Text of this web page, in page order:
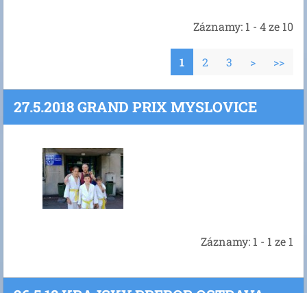
Záznamy: 1 - 4 ze 10
1 2 3 > >>
27.5.2018 GRAND PRIX MYSLOVICE
Záznamy: 1 - 1 ze 1